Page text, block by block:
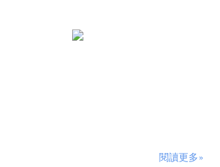
閱讀更多»